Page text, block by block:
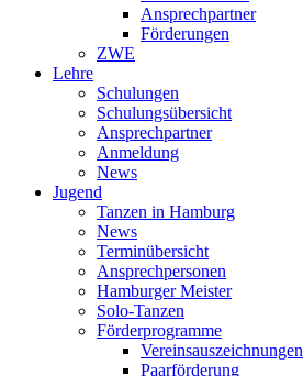
Ansprechpartner
Förderungen
ZWE
Lehre
Schulungen
Schulungsübersicht
Ansprechpartner
Anmeldung
News
Jugend
Tanzen in Hamburg
News
Terminübersicht
Ansprechpersonen
Hamburger Meister
Solo-Tanzen
Förderprogramme
Vereinsauszeichnungen
Paarförderung